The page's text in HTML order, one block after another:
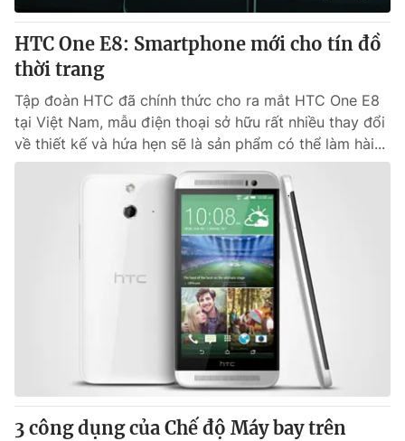
HTC One E8: Smartphone mới cho tín đồ
thời trang
Tập đoàn HTC đã chính thức cho ra mắt HTC One E8
tại Việt Nam, mẫu điện thoại sở hữu rất nhiều thay đổi
về thiết kế và hứa hẹn sẽ là sản phẩm có thể làm hài...
3 công dụng của Chế độ Máy bay trên